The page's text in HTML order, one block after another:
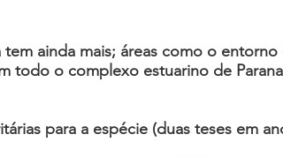
ainda mais; áreas como o
todo o complexo estuarino de
para a espécie (duas teses em